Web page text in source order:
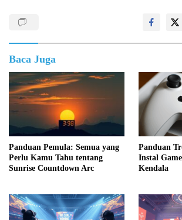
Baca Juga
Panduan Pemula: Semua yang
Perlu Kamu Tahu tentang
Sunrise Countdown Arc
Panduan
Instal
Kendala